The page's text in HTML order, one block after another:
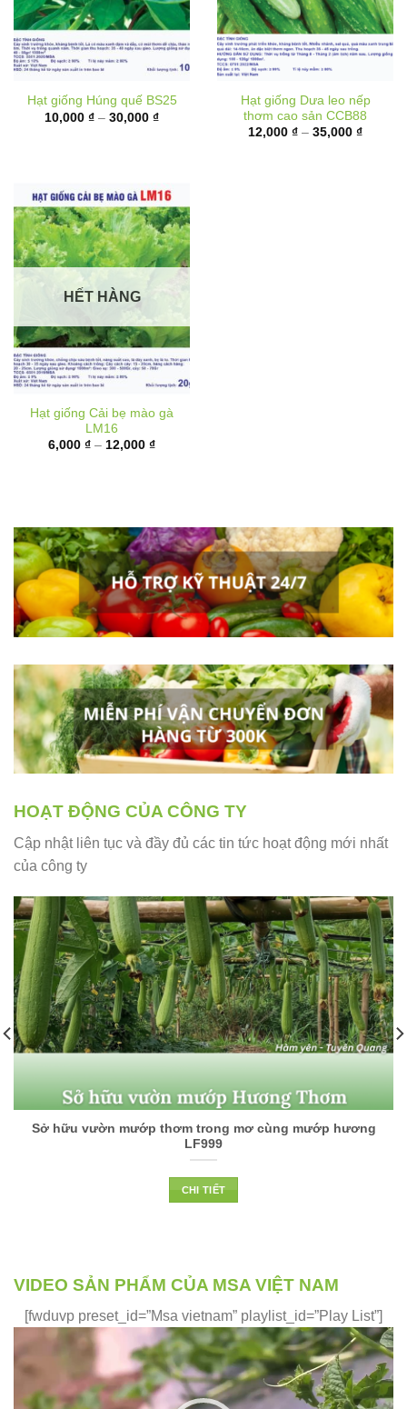
Hạt giống Húng quế BS25
10,000₫ – 30,000₫
giá:
từ
Hạt giống Dưa leo nếp
12,000₫ – 35,000₫Khoảng
giá:
từ
HẾT HÀNG
Hạt giống Cải bẹ mào gà
6,000 ₫ – 12,000₫ Khoảng
từ
Cập nhật liên tục và đầy đủ các tin tức hoạt động mới nhất
của công ty
Sở hữu vườn mướp thơm trong mơ cùng mướp hương
[fwduvp preset_id=”Msa vietnam” playlist_id=”Play List”]
Trình
chơi
Video